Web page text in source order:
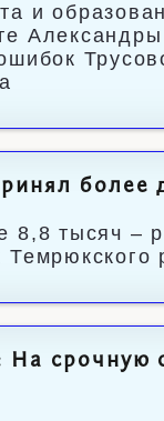
и
более
8,8 тысяч –
На срочную